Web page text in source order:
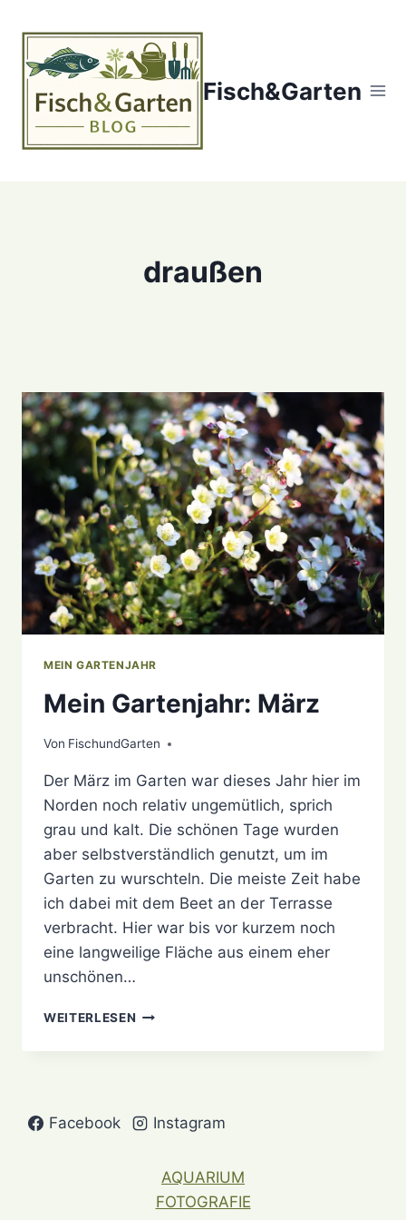
Inhalt
springen
Fisch&Garten
draußen
MEIN GARTENJAHR
Mein Gartenjahr: März
Von FischundGarten
20. April 2021
Der März im Garten war dieses Jahr hier im
Norden noch relativ ungemütlich, sprich
grau und kalt. Die schönen Tage wurden
aber selbstverständlich genutzt, um im
Garten zu wurschteln. Die meiste Zeit habe
ich dabei mit dem Beet an der Terrasse
verbracht. Hier war bis vor kurzem noch
eine langweilige Fläche aus einem eher
unschönen…
WEITERLESEN MEIN
MÄRZ
Facebook Instagram
AQUARIUM
FOTOGRAFIE